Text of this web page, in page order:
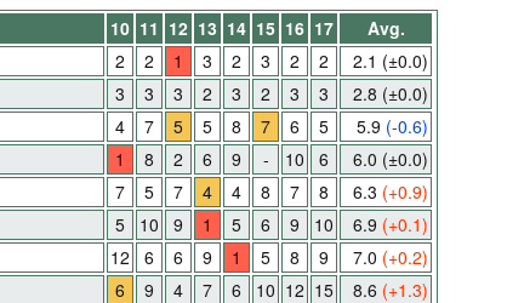
10 11 12 13 14 15 16 17
Avg.
2 2 1 3 2 3 2 2 2.1 (±0.0)
3 3 3 2 3 2 3 3 2.8 (±0.0)
4 7 5 5 8 7 6 5 5.9 (-0.6)
1 8 2 6 9 - 10 6 6.0 (±0.0)
7 5 7 4 4 8 7 8 6.3 (+0.9)
5 10 9 1 5 6 9 10 6.9 (+0.1)
12 6 6 9 1 5 8 9 7.0 (+0.2)
6 9 4 7 6 10 12 15 8.6 (+1.3)